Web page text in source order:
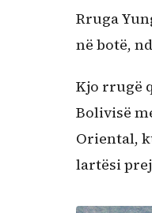
Rruga
në botë,
Kjo rrugë
Bolivisë
Oriental,
lartësi